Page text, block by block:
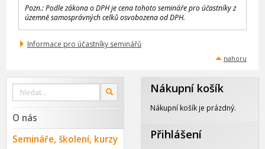
Pozn.: Podle zákona o DPH je cena tohoto semináře pro účastníky z
územně samosprávných celků osvobozena od DPH.
Informace pro účastníky seminářů
nahoru
Vyhledat
webu
OK
O nás
Semináře, školení, kurzy
Nákupní košík
Nákupní košík je prázdný.
Přihlášení